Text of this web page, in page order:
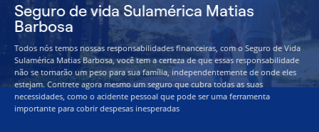
Seguro de vida Sulamérica Matias
Barbosa
Todos nós temos nossas responsabilidades financeiras, com o Seguro de Vida
Sulamérica Matias Barbosa, você tem a certeza de que essas responsabilidade
não se tornarão um peso para sua família, independentemente de onde eles
estejam. Contrete agora mesmo um seguro que cubra todas as suas
necessidades, como o acidente pessoal que pode ser uma ferramenta
importante para cobrir despesas inesperadas